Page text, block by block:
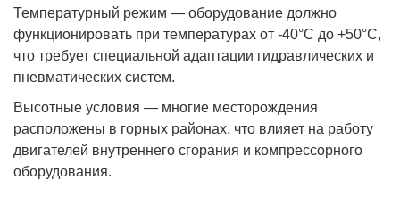
Температурный режим — оборудование должно
функционировать при температурах от -40°C до +50°C,
что требует специальной адаптации гидравлических и
пневматических систем.
Высотные условия — многие месторождения
расположены в горных районах, что влияет на работу
двигателей внутреннего сгорания и компрессорного
оборудования.